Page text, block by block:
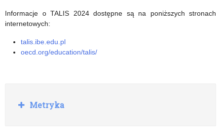
Informacje o TALIS 2024 dostępne są na poniższych stronach
internetowych:
talis.ibe.edu.pl
oecd.org/education/talis/
potrzeb
rozwojowych
dzieci
w
R
o
Metryka